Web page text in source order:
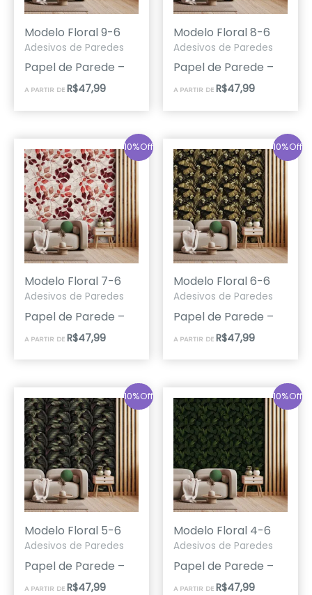
Modelo Floral 9-6
Adesivos de Paredes
Papel de Parede –
A PARTIR DE R$47,99
Modelo Floral 8-6
Adesivos de Paredes
Papel de Parede –
A PARTIR DE R$47,99
10%Off
Modelo Floral 7-6
Adesivos de Paredes
Papel de Parede –
A PARTIR DE R$47,99
10%Off
Modelo Floral 6-6
Adesivos de Paredes
Papel de Parede –
A PARTIR DE R$47,99
10%Off
Modelo Floral 5-6
Adesivos de Paredes
Papel de Parede –
A PARTIR DE R$47,99
10%Off
Modelo Floral 4-6
Adesivos de Paredes
Papel de Parede –
A PARTIR DE R$47,99